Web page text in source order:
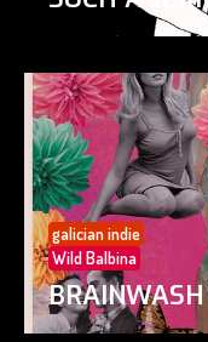
galician indie
Wild Balbina
BRAINWASH